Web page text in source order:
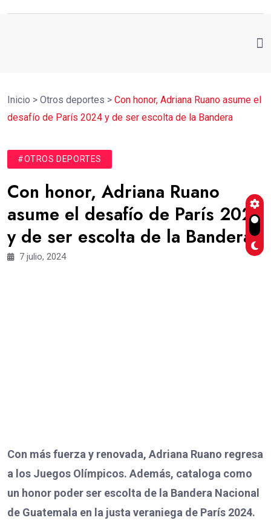
Inicio > Otros deportes > Con honor, Adriana Ruano asume el
desafío de París 2024 y de ser escolta de la Bandera
#OTROS DEPORTES
Con honor, Adriana Ruano
asume el desafío de París 2024
y de ser escolta de la Bandera
7 julio, 2024
Con más fuerza y renovada, Adriana Ruano regresa
a los Juegos Olímpicos. Además, cataloga como
un honor poder ser escolta de la Bandera Nacional
de Guatemala en la justa veraniega de París 2024.